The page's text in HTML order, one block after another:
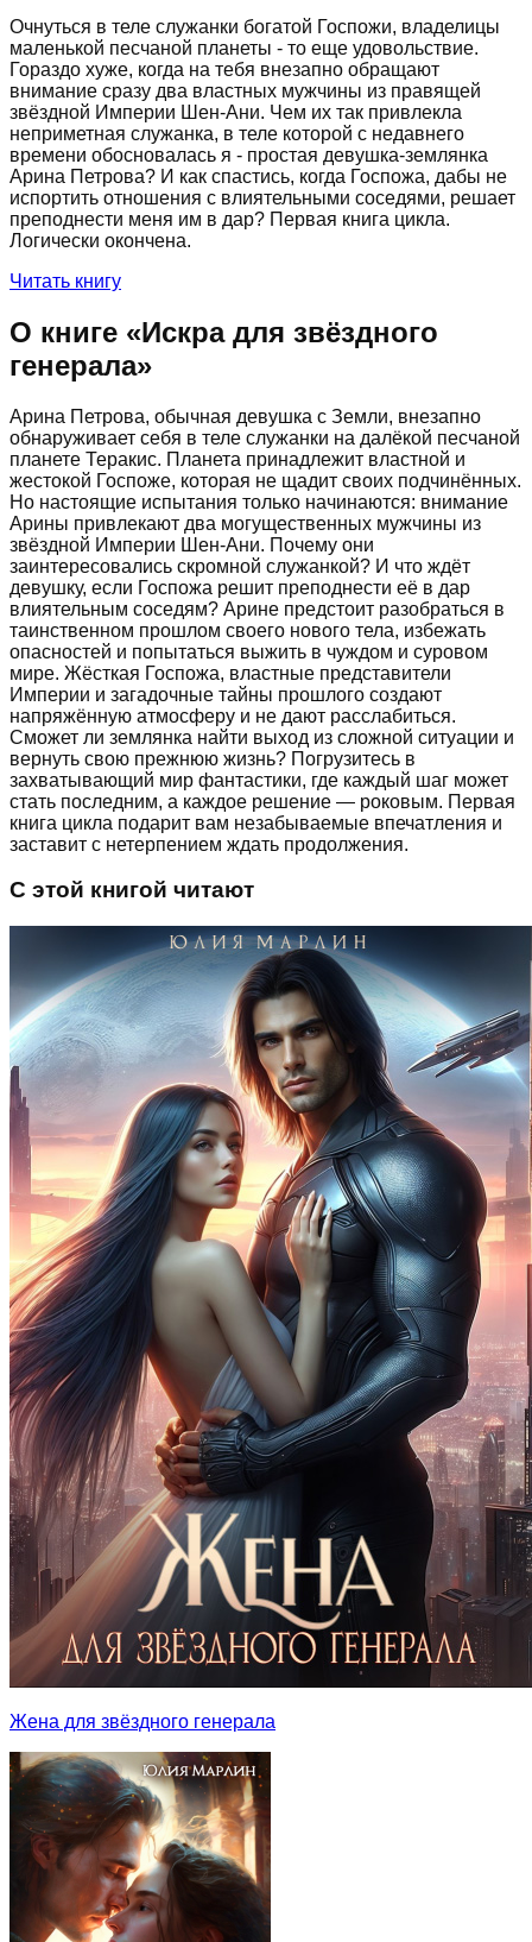
Очнуться в теле служанки богатой Госпожи, владелицы
маленькой песчаной планеты - то еще удовольствие.
Гораздо хуже, когда на тебя внезапно обращают
внимание сразу два властных мужчины из правящей
звёздной Империи Шен-Ани. Чем их так привлекла
неприметная служанка, в теле которой с недавнего
времени обосновалась я - простая девушка-землянка
Арина Петрова? И как спастись, когда Госпожа, дабы не
испортить отношения с влиятельными соседями, решает
преподнести меня им в дар? Первая книга цикла.
Логически окончена.
Читать книгу
О книге «Искра для звёздного
генерала»
Арина Петрова, обычная девушка с Земли, внезапно
обнаруживает себя в теле служанки на далёкой песчаной
планете Теракис. Планета принадлежит властной и
жестокой Госпоже, которая не щадит своих подчинённых.
Но настоящие испытания только начинаются: внимание
Арины привлекают два могущественных мужчины из
звёздной Империи Шен-Ани. Почему они
заинтересовались скромной служанкой? И что ждёт
девушку, если Госпожа решит преподнести её в дар
влиятельным соседям? Арине предстоит разобраться в
таинственном прошлом своего нового тела, избежать
опасностей и попытаться выжить в чуждом и суровом
мире. Жёсткая Госпожа, властные представители
Империи и загадочные тайны прошлого создают
напряжённую атмосферу и не дают расслабиться.
Сможет ли землянка найти выход из сложной ситуации и
вернуть свою прежнюю жизнь? Погрузитесь в
захватывающий мир фантастики, где каждый шаг может
стать последним, а каждое решение — роковым. Первая
книга цикла подарит вам незабываемые впечатления и
заставит с нетерпением ждать продолжения.
С этой книгой читают
Жена для звёздного генерала